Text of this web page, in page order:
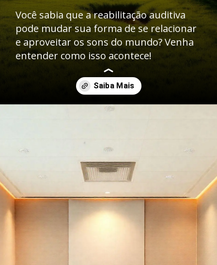
Você sabia que a reabilitação auditiva
pode mudar sua forma de se relacionar
e aproveitar os sons do mundo? Venha
entender como isso acontece!